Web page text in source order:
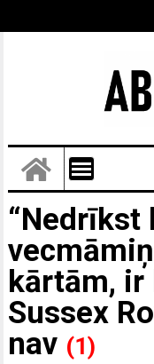
kārtām, ir
Sussex
nav (1)